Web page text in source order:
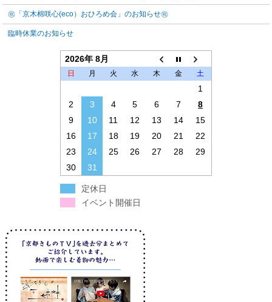
㊗「京木棉咲心(eco）おひろめ会」のお知らせ㊗
臨時休業のお知らせ
2026年 8月
日 月 火 水 木 金 土
1
2
3 4 5 6 7
8
9
10 11 12 13 14
15
16
17 18 19 20 21
22
23
24 25 26 27 28
29
30
31
定休日
イベント開催日